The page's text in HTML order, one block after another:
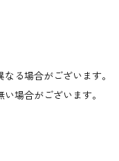
る場合がございます。
場合がございます。